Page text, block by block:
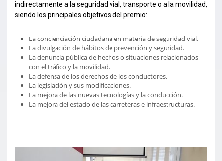
indirectamente a la seguridad vial, transporte o a la movilidad,
siendo los principales objetivos del premio:
La concienciación ciudadana en materia de seguridad vial.
La divulgación de hábitos de prevención y seguridad.
La denuncia pública de hechos o situaciones relacionados
con el tráfico y la movilidad.
La defensa de los derechos de los conductores.
La legislación y sus modificaciones.
La mejora de las nuevas tecnologías y la conducción.
La mejora del estado de las carreteras e infraestructuras.